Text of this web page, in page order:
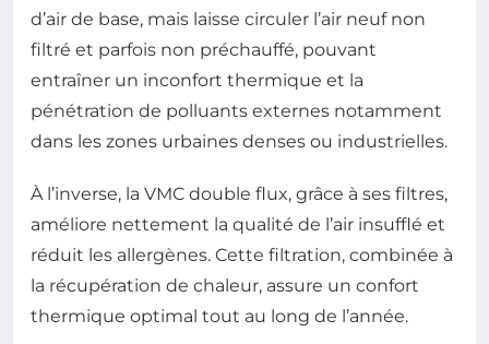
d’air de base, mais laisse circuler l’air neuf non
filtré et parfois non préchauffé, pouvant
entraîner un inconfort thermique et la
pénétration de polluants externes notamment
dans les zones urbaines denses ou industrielles.
À l’inverse, la VMC double flux, grâce à ses filtres,
améliore nettement la qualité de l’air insufflé et
réduit les allergènes. Cette filtration, combinée à
la récupération de chaleur, assure un confort
thermique optimal tout au long de l’année.